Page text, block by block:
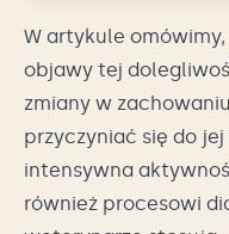
W artykule
objawy tej
zmiany w
przyczyniać się do
intensywna
również procesowi